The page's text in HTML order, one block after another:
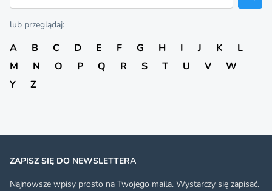
lub przeglądaj:
A B C D E F G H I J K
L
M
N O P Q R S T U V
W
Y
Z
ZAPISZ SIĘ DO NEWSLETTERA
Najnowsze wpisy prosto na Twojego maila. Wystarczy się zapisać.